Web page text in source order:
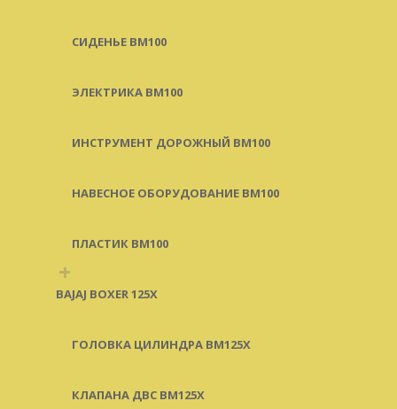
СИДЕНЬЕ BM100
ЭЛЕКТРИКА BM100
ИНСТРУМЕНТ ДОРОЖНЫЙ BM100
НАВЕСНОЕ ОБОРУДОВАНИЕ BM100
ПЛАСТИК BM100
+
BAJAJ BOXER 125X
ГОЛОВКА ЦИЛИНДРА BM125X
КЛАПАНА ДВС BM125X